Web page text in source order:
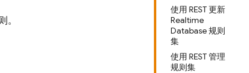
使用 REST 更新
Realtime
Database 规则
集
使用 REST 管理
规则集